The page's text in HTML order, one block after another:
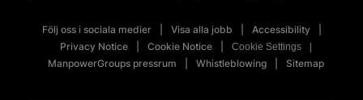
Följ oss i sociala medier Visa alla jobb
Accessibility
Privacy Notice
Cookie Notice Cookie Settings
ManpowerGroups pressrum Whistleblowing Sitemap